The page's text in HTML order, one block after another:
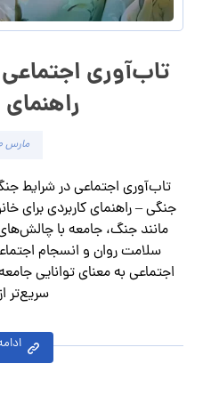
تاب‌آوری
مارس ۱۰, ۲۰۲۶
تاب‌آوری اجتماعی در شرایط
جنگی – راهنمای کاربردی برای
مانند جنگ، جامعه با
سلامت روان و انسجام
اجتماعی به معنای توانایی
سریع‌تر